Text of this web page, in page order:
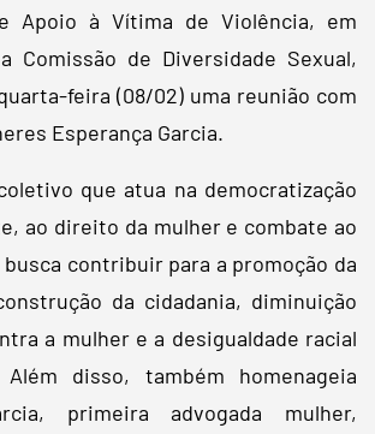
Apoio à Vítima de Violência, em
Comissão de Diversidade Sexual,
feira (08/02) uma reunião com
Esperança Garcia.
que atua na democratização
ao direito da mulher e combate ao
contribuir para a promoção da
da cidadania, diminuição
a mulher e a desigualdade racial
disso, também homenageia
primeira advogada mulher,